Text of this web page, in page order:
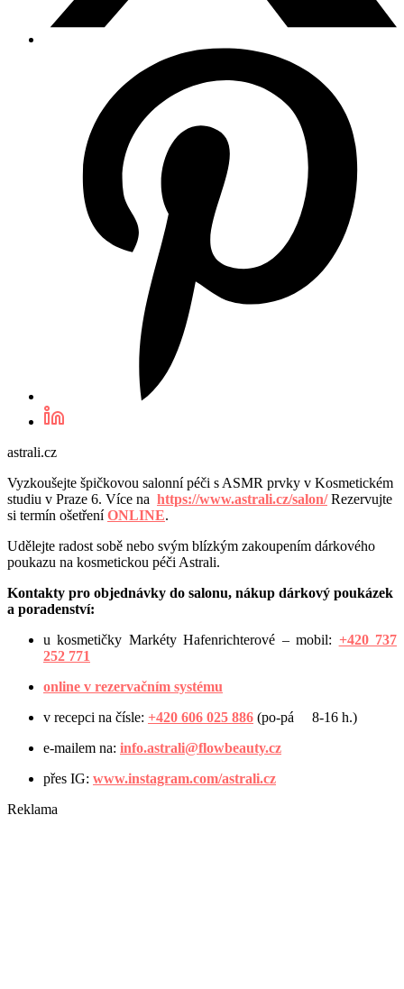
astrali.cz
Vyzkoušejte špičkovou salonní péči s ASMR prvky v Kosmetickém
studiu v Praze 6. Více na https://www.astrali.cz/salon/Rezervujte
si termín ošetřeníONLINE.
Udělejte radost sobě nebo svým blízkým zakoupením dárkového
poukazu na kosmetickou péči Astrali.
Kontakty pro objednávky do salonu, nákup dárkový poukázek
a poradenství:
u kosmetičky Markéty Hafenrichterové – mobil: +420 737
252 771
online v rezervačním systému
v recepci na čísle: +420 606 025 886 (po-pá 8-16 h.)
e-mailem na: info.astrali@flowbeauty.cz
přes IG: www.instagram.com/astrali.cz
Reklama